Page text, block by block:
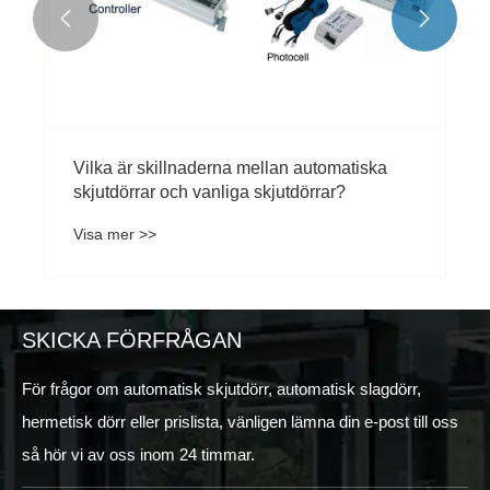
Vilka är skillnaderna mellan automatiska
skjutdörrar och vanliga skjutdörrar?
Visa mer >>
 
SKICKA FÖRFRÅGAN
För frågor om automatisk skjutdörr, automatisk slagdörr,
hermetisk dörr eller prislista, vänligen lämna din e-post till oss
så hör vi av oss inom 24 timmar.